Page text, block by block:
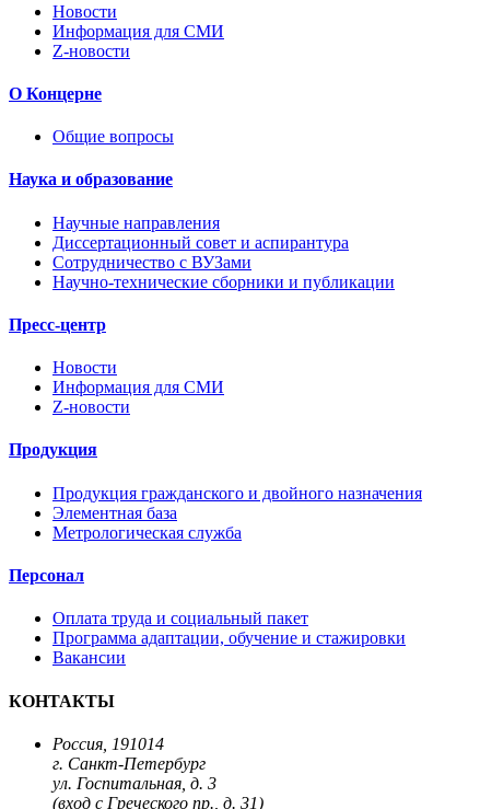
Новости
Информация для СМИ
Z-новости
О Концерне
Общие вопросы
Наука и образование
Научные направления
Диссертационный совет и аспирантура
Сотрудничество с ВУЗами
Научно-технические сборники и публикации
Пресс-центр
Новости
Информация для СМИ
Z-новости
Продукция
Продукция гражданского и двойного назначения
Элементная база
Метрологическая служба
Персонал
Оплата труда и социальный пакет
Программа адаптации, обучение и стажировки
Вакансии
КОНТАКТЫ
Россия, 191014
г. Санкт-Петербург
ул. Госпитальная, д. 3
(вход с Греческого пр., д. 31)